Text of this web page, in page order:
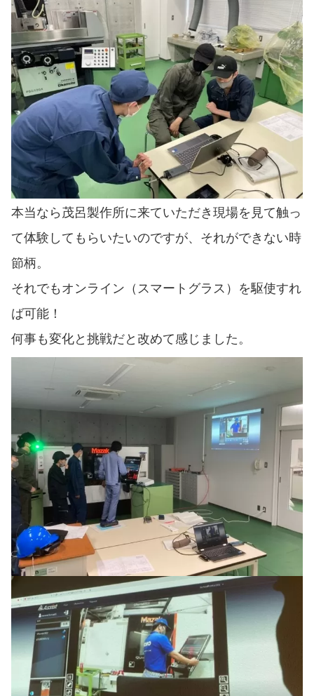
本当なら茂呂製作所に来ていただき現場を見て触っ
て体験してもらいたいのですが、それができない時
節柄。
それでもオンライン（スマートグラス）を駆使すれ
ば可能！
何事も変化と挑戦だと改めて感じました。